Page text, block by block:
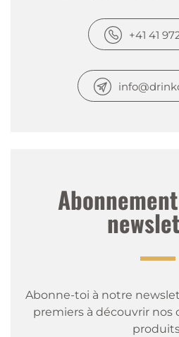
+41 41
Abonne-toi à notre
premiers à découvrir nos